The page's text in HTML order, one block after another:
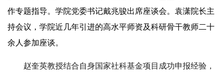
作专题指导。学院党委书记戴兆骏出席座谈会。袁潇院长主
持会议，学院近几年引进的高水平师资及科研骨干教师二十
余人参加座谈。
赵奎英教授结合自身国家社科基金项目成功申报经验，